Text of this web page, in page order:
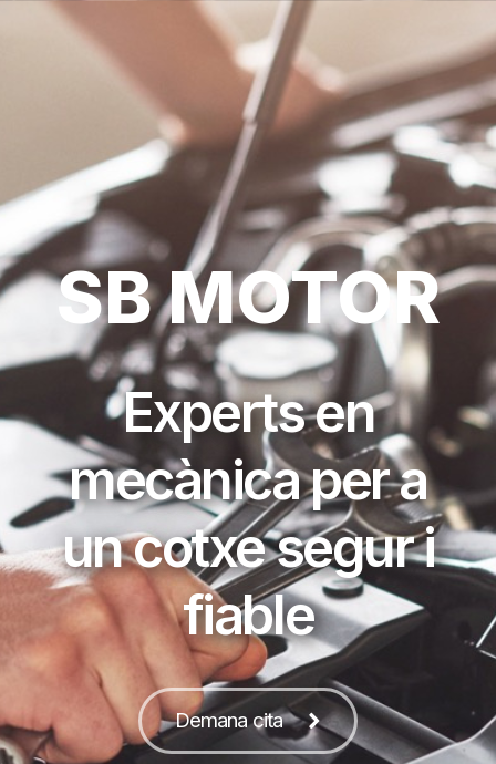
SB MOTOR
Experts en
mecànica per a
un cotxe segur i
fiable
Demana cita